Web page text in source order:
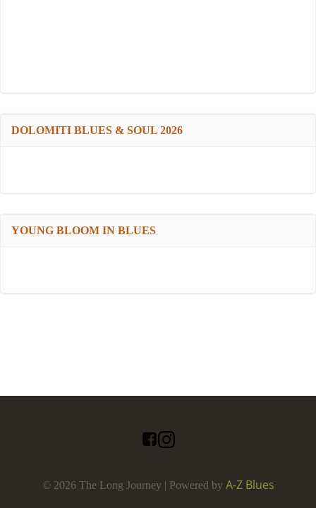
DOLOMITI BLUES & SOUL 2026
YOUNG BLOOM IN BLUES
© 2026 The Long Journey | Powered by A-Z Blues